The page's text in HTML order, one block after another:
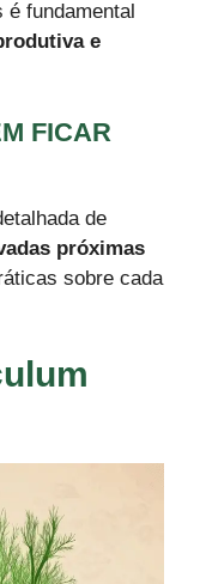
fundamental
e
FICAR
de
próximas
sobre cada